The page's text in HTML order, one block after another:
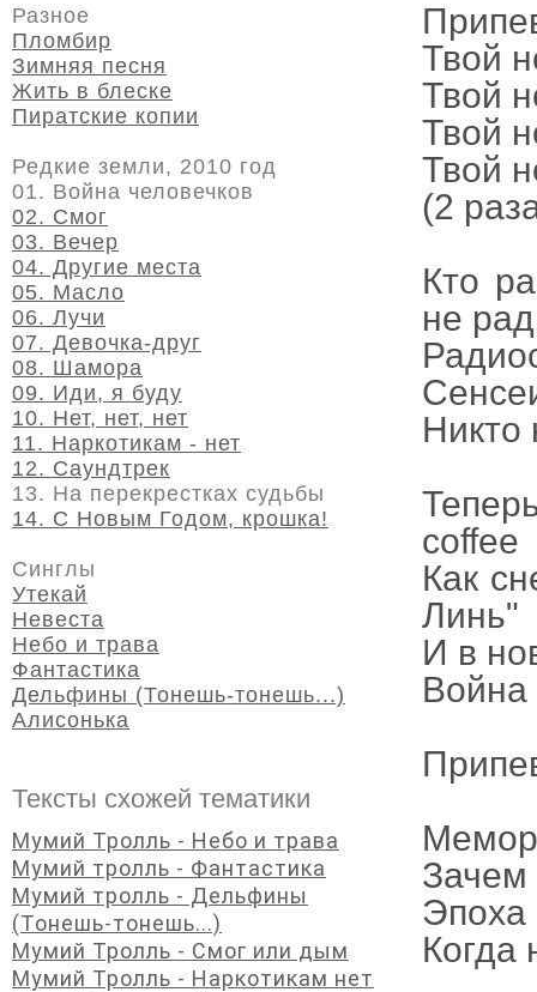
Твой
Твой
Твой
Твой
(2
Кто
не рад
Никто
coffee
Как
Линь"
И в
Война
Зачем
Эпоха
Когда
Разное
Пломбир
Зимняя песня
Жить в блеске
Пиратские копии
Редкие земли, 2010 год
01. Война человечков
02. Смог
03. Вечер
04. Другие места
05. Масло
06. Лучи
07. Девочка-друг
08. Шамора
09. Иди, я буду
10. Нет, нет, нет
11. Наркотикам - нет
12. Саундтрек
13. На перекрестках судьбы
14. С Новым Годом, крошка!
Синглы
Утекай
Невеста
Небо и трава
Фантастика
Дельфины (Тонешь-тонешь...)
Алисонька
Тексты схожей тематики
Мумий Тролль - Небо и трава
Мумий тролль - Фантастика
Мумий тролль - Дельфины
(Тонешь-тонешь...)
Мумий Тролль - Смог или дым
Мумий Тролль - Наркотикам нет